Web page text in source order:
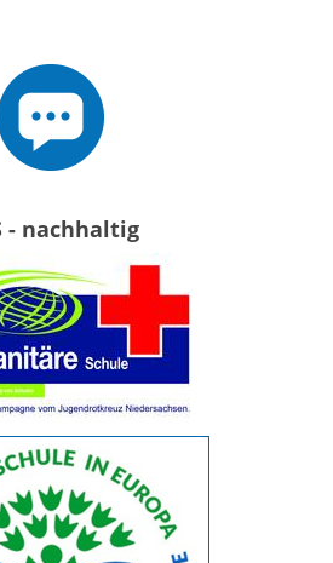
- nachhaltig